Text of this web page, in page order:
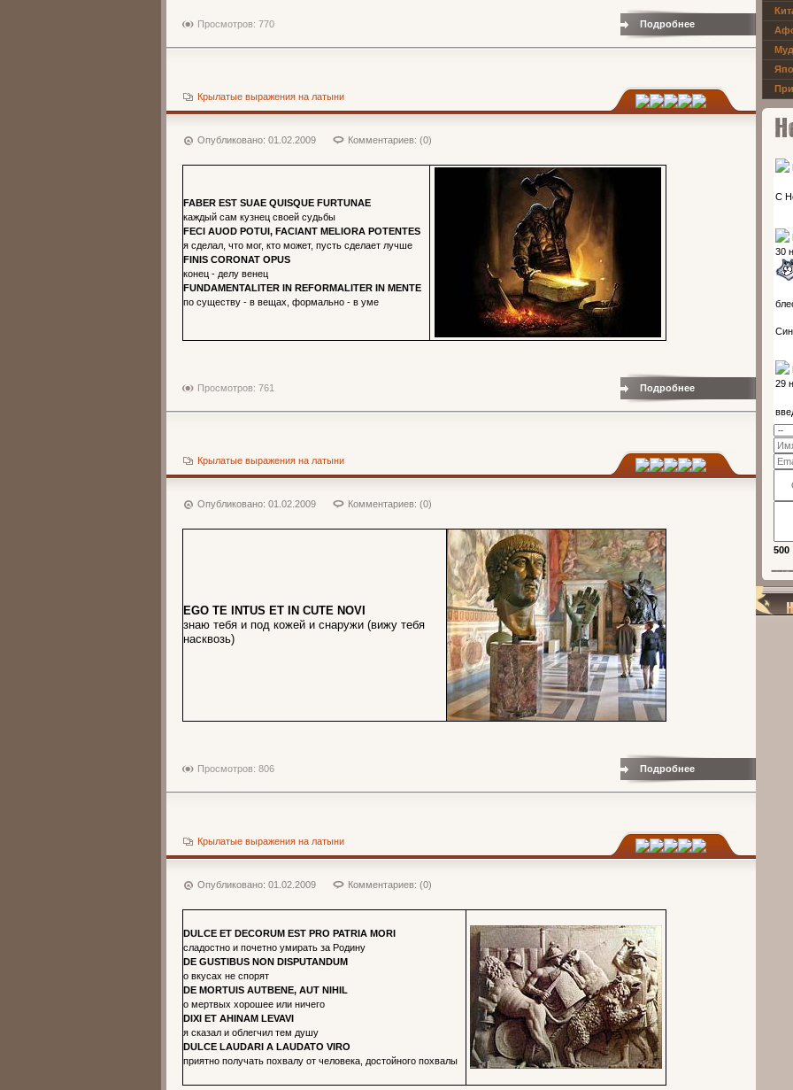
500
Подробнее
Просмотров: 770
Крылатые выражения на латыни
Опубликовано: 01.02.2009 Комментариев: (0)
FABER EST SUAE QUISQUE FURTUNAE
каждый сам кузнец своей судьбы
FECI AUOD POTUI, FACIANT MELIORA POTENTES
я сделал, что мог, кто может, пусть сделает лучше
FINIS CORONAT OPUS
конец - делу венец
FUNDAMENTALITER IN REFORMALITER IN MENTE
по существу - в вещах, формально - в уме
Подробнее
Просмотров: 761
Крылатые выражения на латыни
Опубликовано: 01.02.2009 Комментариев: (0)
EGO TE INTUS ET IN CUTE NOVI
знаю тебя и под кожей и снаружи (вижу тебя
насквозь)
Подробнее
Просмотров: 806
Крылатые выражения на латыни
Опубликовано: 01.02.2009 Комментариев: (0)
DULCE ET DECORUM EST PRO PATRIA MORI
сладостно и почетно умирать за Родину
DE GUSTIBUS NON DISPUTANDUM
о вкусах не спорят
DE MORTUIS AUTBENE, AUT NIHIL
о мертвых хорошее или ничего
DIXI ET AHINAM LEVAVI
я сказал и облегчил тем душу
DULCE LAUDARI A LAUDATO VIRO
приятно получать похвалу от человека, достойного похвалы